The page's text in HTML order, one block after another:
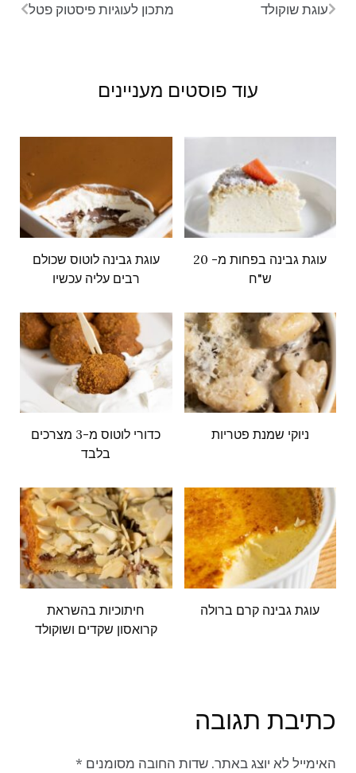
עוגת שוקולד מתכון לעוגיות פיסטוק פטל
עוד פוסטים מעניינים
עוגת גבינה בפחות מ- 20
ש"ח
עוגת גבינה לוטוס שכולם
רבים עליה עכשיו
ניוקי שמנת פטריות
כדורי לוטוס מ-3 מצרכים
בלבד
עוגת גבינה קרם ברולה
חיתוכיות בהשראת
קרואסון שקדים ושוקולד
כתיבת תגובה
האימייל לא יוצג באתר. שדות החובה מסומנים *